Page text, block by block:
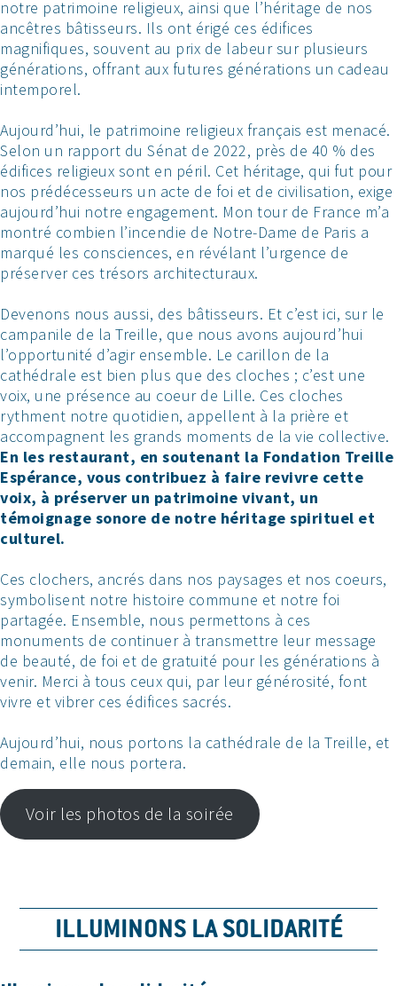
notre patrimoine religieux, ainsi que l’héritage de nos
ancêtres bâtisseurs. Ils ont érigé ces édifices
magnifiques, souvent au prix de labeur sur plusieurs
générations, offrant aux futures générations un cadeau
intemporel.
Aujourd’hui, le patrimoine religieux français est menacé.
Selon un rapport du Sénat de 2022, près de 40 % des
édifices religieux sont en péril. Cet héritage, qui fut pour
nos prédécesseurs un acte de foi et de civilisation, exige
aujourd’hui notre engagement. Mon tour de France m’a
montré combien l’incendie de Notre-Dame de Paris a
marqué les consciences, en révélant l’urgence de
préserver ces trésors architecturaux.
Devenons nous aussi, des bâtisseurs. Et c’est ici, sur le
campanile de la Treille, que nous avons aujourd’hui
l’opportunité d’agir ensemble. Le carillon de la
cathédrale est bien plus que des cloches ; c’est une
voix, une présence au coeur de Lille. Ces cloches
rythment notre quotidien, appellent à la prière et
accompagnent les grands moments de la vie collective.
En les restaurant, en soutenant la Fondation Treille
Espérance, vous contribuez à faire revivre cette
voix, à préserver un patrimoine vivant, un
témoignage sonore de notre héritage spirituel et
culturel.
Ces clochers, ancrés dans nos paysages et nos coeurs,
symbolisent notre histoire commune et notre foi
partagée. Ensemble, nous permettons à ces
monuments de continuer à transmettre leur message
de beauté, de foi et de gratuité pour les générations à
venir. Merci à tous ceux qui, par leur générosité, font
vivre et vibrer ces édifices sacrés.
Aujourd’hui, nous portons la cathédrale de la Treille, et
demain, elle nous portera.
Voir les photos de la soirée
ILLUMINONS LA SOLIDARITÉ